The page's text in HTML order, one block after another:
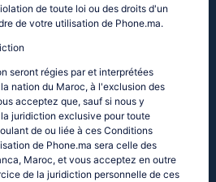
de toute loi ou des droits d'un
de votre utilisation de Phone.ma.
seront régies par et interprétées
nation du Maroc, à l'exclusion des
acceptez que, sauf si nous y
juridiction exclusive pour toute
de ou liée à ces Conditions
de Phone.ma sera celle des
Maroc, et vous acceptez en outre
de la juridiction personnelle de ces